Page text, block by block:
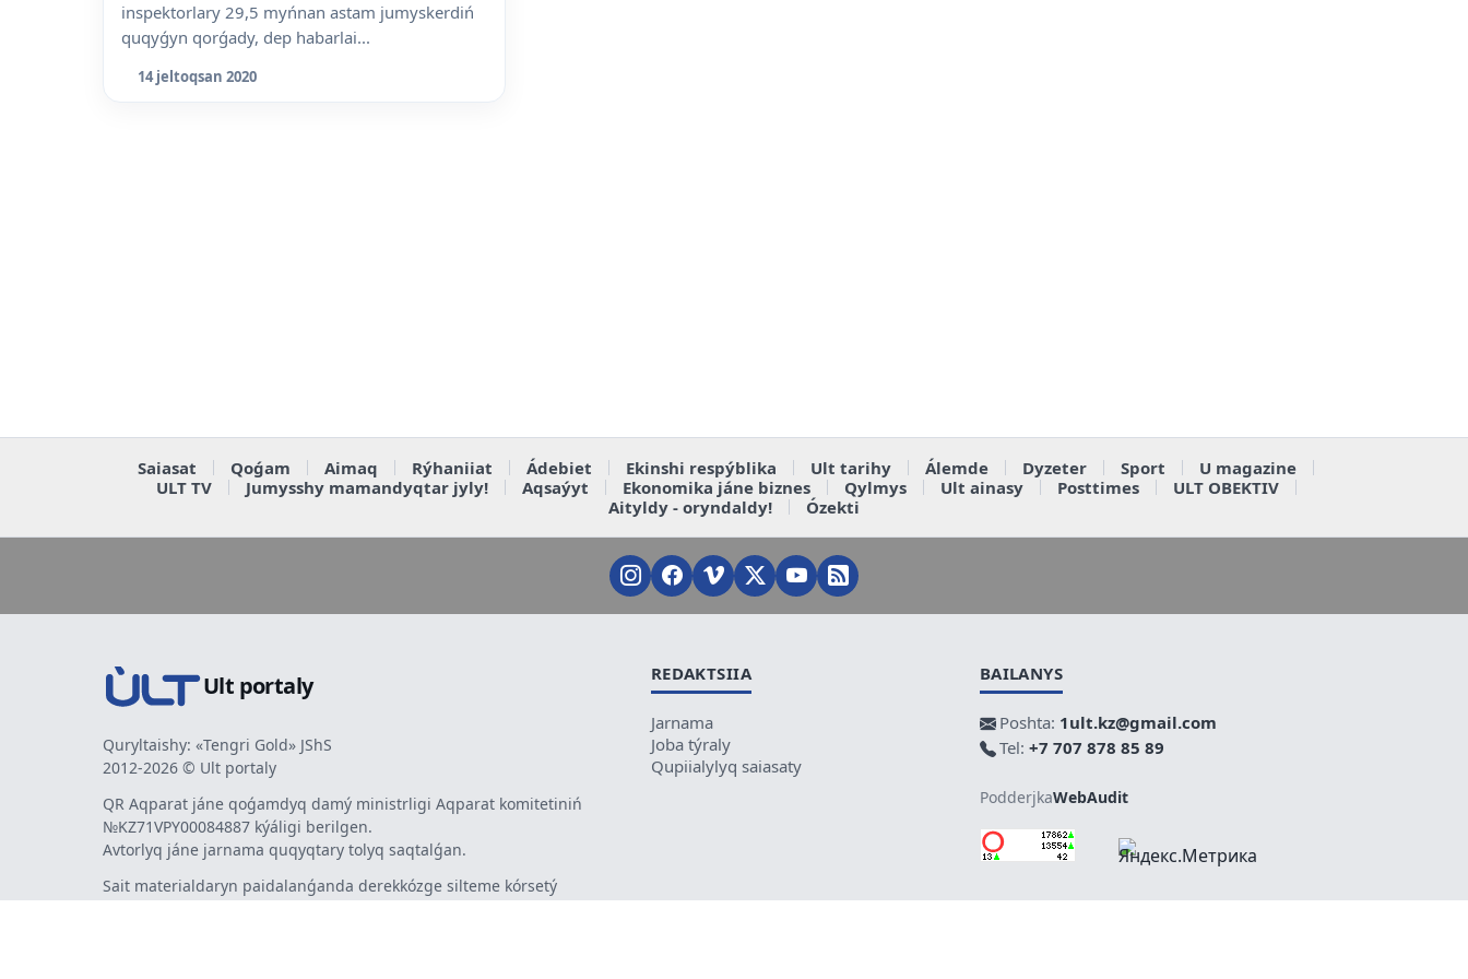
inspektorlary 29,5 myńnan astam jumyskerdiń
quqyǵyn qorǵady, dep habarlai...
14 jeltoqsan 2020
Saiasat Qoǵam Aimaq Rýhaniiat Ádebiet Ekinshi respýblika Ult tarihy Álemde Dyzeter Sport
U magazine
ULT TV
Jumysshy mamandyqtar jyly! Aqsaýyt Ekonomika jáne biznes Qylmys Ult ainasy Posttimes
ULT OBEKTIV
Aityldy - oryndaldy!
Ózekti
Ult portaly
Quryltaishy: «Tengri Gold» JShS
2012-2026 © Ult portaly
QR Aqparat jáne qoǵamdyq damý ministrligi Aqparat komitetiniń
№KZ71VPY00084887 kýáligi berilgen.
Avtorlyq jáne jarnama quqyqtary tolyq saqtalǵan.
Sait materialdaryn paidalanǵanda derekkózge silteme kórsetý
REDAKTSIIA
Jarnama
Joba týraly
Qupiialylyq saiasaty
BAILANYS
Poshta: 1ult.kz@gmail.com
Tel: +7 707 878 85 89
PodderjkaWebAudit